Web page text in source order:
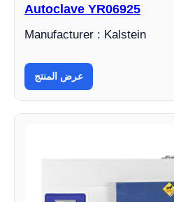
Autoclave YR06925
Manufacturer : Kalstein
عرض المنتج